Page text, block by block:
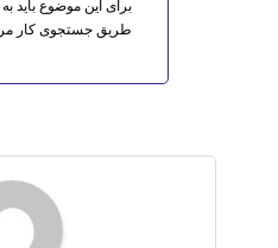
برای این موضوع باید
طریق جستجوی کار